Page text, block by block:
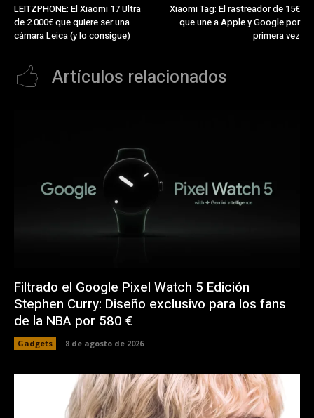
LEITZPHONE: El Xiaomi 17 Ultra
de 2.000€ que quiere ser una
cámara Leica (y lo consigue)
Xiaomi Tag: El rastreador de 15€
que une a Apple y Google por
primera vez
Artículos relacionados
Filtrado el Google Pixel Watch 5 Edición
Stephen Curry: Diseño exclusivo para los fans
de la NBA por 580 €
Gadgets 8 de agosto de 2026